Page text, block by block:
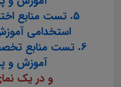
5. تست منابع
استخدامی
6. تست منابع
آموزش و
و در یک